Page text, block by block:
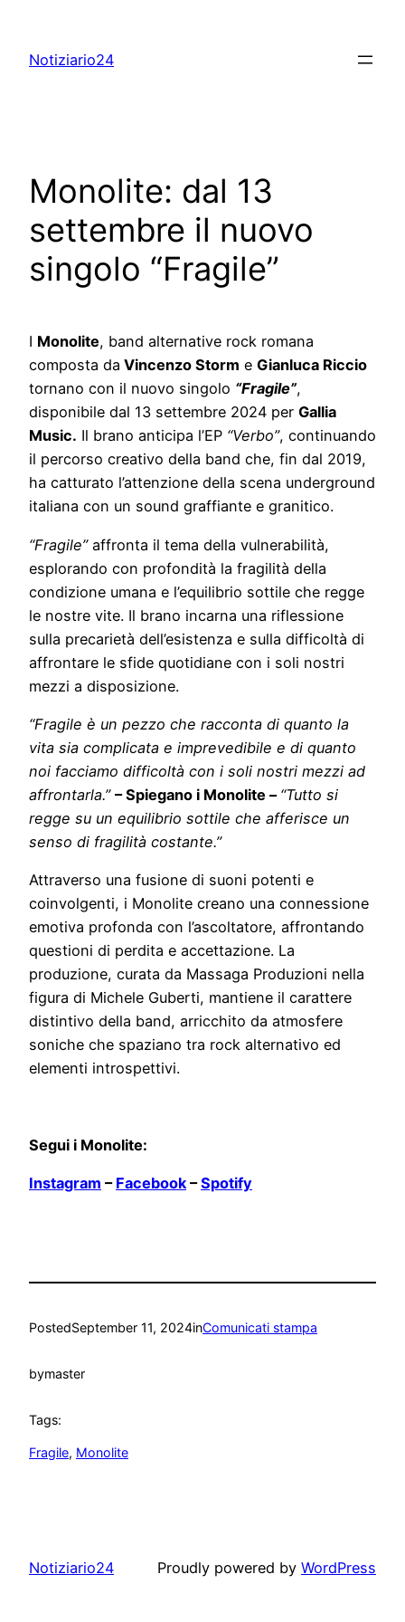
content
Notiziario24
Monolite: dal 13
settembre il nuovo
singolo “Fragile”
I Monolite, band alternative rock romana
composta da Vincenzo Storm e Gianluca Riccio
tornano con il nuovo singolo “Fragile”,
disponibile dal 13 settembre 2024 per Gallia
Music. Il brano anticipa l’EP “Verbo”, continuando
il percorso creativo della band che, fin dal 2019,
ha catturato l’attenzione della scena underground
italiana con un sound graffiante e granitico.
“Fragile”affronta il tema della vulnerabilità,
esplorando con profondità la fragilità della
condizione umana e l’equilibrio sottile che regge
le nostre vite. Il brano incarna una riflessione
sulla precarietà dell’esistenza e sulla difficoltà di
affrontare le sfide quotidiane con i soli nostri
mezzi a disposizione.
“Fragile è un pezzo che racconta di quanto la
vita sia complicata e imprevedibile e di quanto
noi facciamo difficoltà con i soli nostri mezzi ad
affrontarla.” – Spiegano i Monolite – “Tutto si
regge su un equilibrio sottile che afferisce un
senso di fragilità costante.”
Attraverso una fusione di suoni potenti e
coinvolgenti, i Monolite creano una connessione
emotiva profonda con l’ascoltatore, affrontando
questioni di perdita e accettazione. La
produzione, curata da Massaga Produzioni nella
figura di Michele Guberti, mantiene il carattere
distintivo della band, arricchito da atmosfere
soniche che spaziano tra rock alternativo ed
elementi introspettivi.
Segui i Monolite:
Instagram – Facebook –Spotify
PostedSeptember 11, 2024inComunicati stampa
bymaster
Tags:
Fragile, Monolite
Notiziario24 Proudly powered by WordPress